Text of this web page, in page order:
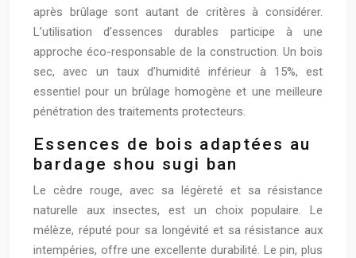
après brûlage sont autant de critères à considérer.
L’utilisation d’essences durables participe à une
approche éco-responsable de la construction. Un bois
sec, avec un taux d’humidité inférieur à 15%, est
essentiel pour un brûlage homogène et une meilleure
pénétration des traitements protecteurs.
Essences de bois adaptées au
bardage shou sugi ban
Le cèdre rouge, avec sa légèreté et sa résistance
naturelle aux insectes, est un choix populaire. Le
mélèze, réputé pour sa longévité et sa résistance aux
intempéries, offre une excellente durabilité. Le pin, plus